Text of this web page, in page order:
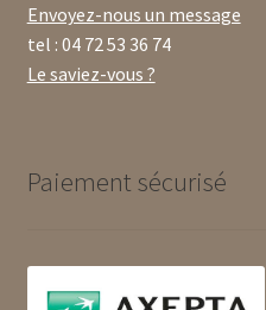
Envoyez-nous un message
tel : 04 72 53 36 74
Le saviez-vous ?
Paiement sécurisé